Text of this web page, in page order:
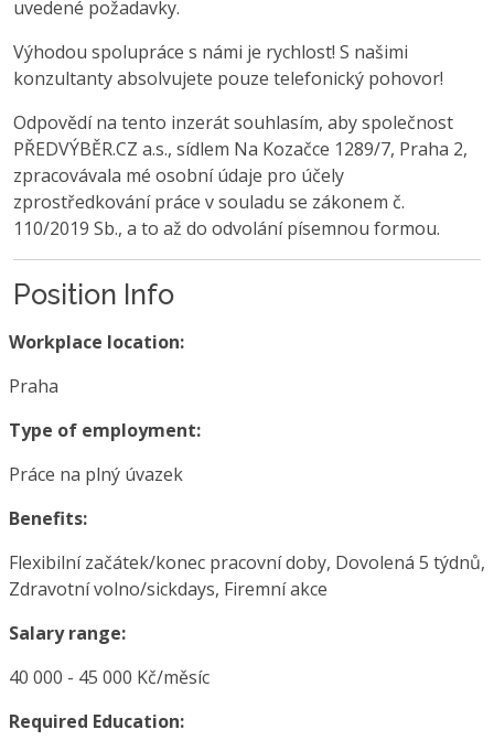
uvedené požadavky.
Výhodou spolupráce s námi je rychlost! S našimi
konzultanty absolvujete pouze telefonický pohovor!
Odpovědí na tento inzerát souhlasím, aby společnost
PŘEDVÝBĚR.CZ a.s., sídlem Na Kozačce 1289/7, Praha 2,
zpracovávala mé osobní údaje pro účely
zprostředkování práce v souladu se zákonem č.
110/2019 Sb., a to až do odvolání písemnou formou.
Position Info
Workplace location:
Praha
Type of employment:
Práce na plný úvazek
Benefits:
Flexibilní začátek/konec pracovní doby, Dovolená 5 týdnů,
Zdravotní volno/sickdays, Firemní akce
Salary range:
40 000 - 45 000 Kč/měsíc
Required Education: